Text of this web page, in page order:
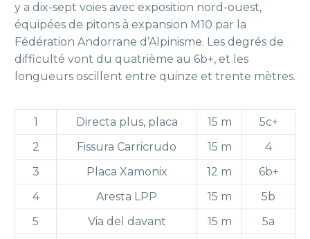
y a dix-sept voies avec exposition nord-ouest,
équipées de pitons à expansion M10 par la
Fédération Andorrane d’Alpinisme. Les degrés de
difficulté vont du quatrième au 6b+, et les
longueurs oscillent entre quinze et trente mètres.
1 Directa plus, placa 15 m
5c+
2
Fissura Carricrudo 15 m
4
3
Placa Xamonix 12 m
6b+
4
Aresta LPP 15 m
5b
5
Via del davant 15 m
5a